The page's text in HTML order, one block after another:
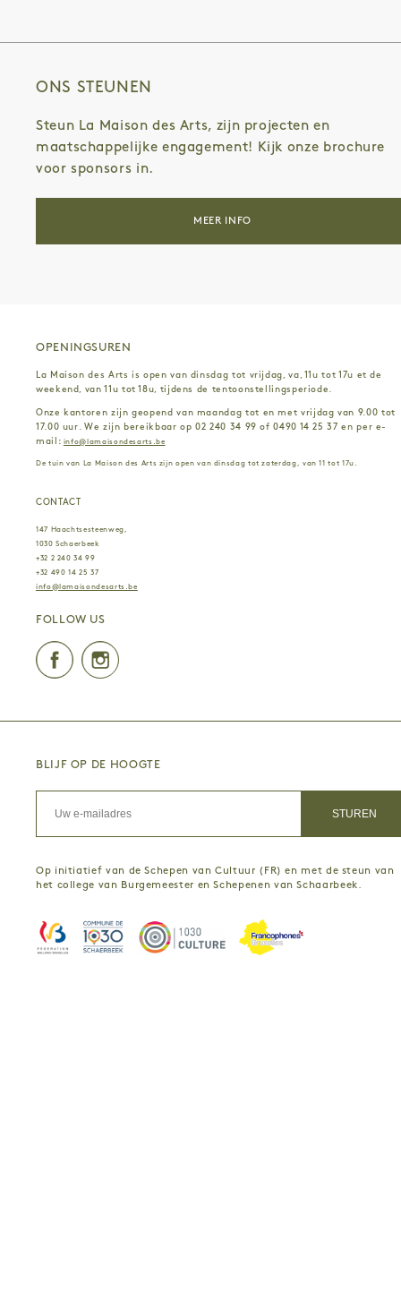
ONS STEUNEN
Steun La Maison des Arts, zijn projecten en
maatschappelijke engagement! Kijk onze brochure
voor sponsors in.
MEER INFO
OPENINGSUREN
La Maison des Arts is open van dinsdag tot vrijdag, va, 11u tot 17u et de
weekend, van 11u tot 18u, tijdens de tentoonstellingsperiode.
Onze kantoren zijn geopend van maandag tot en met vrijdag van 9.00 tot
17.00 uur. We zijn bereikbaar op 02 240 34 99 of 0490 14 25 37 en per e-
mail: info@lamaisondesarts.be
De tuin van La Maison des Arts zijn open van dinsdag tot zaterdag, van 11 tot 17u.
CONTACT
147 Haachtsesteenweg,
1030 Schaerbeek
+32 2 240 34 99
+32 490 14 25 37
info@lamaisondesarts.be
FOLLOW US
BLIJF OP DE HOOGTE
Op initiatief van de Schepen van Cultuur (FR) en met de steun van
het college van Burgemeester en Schepenen van Schaarbeek.